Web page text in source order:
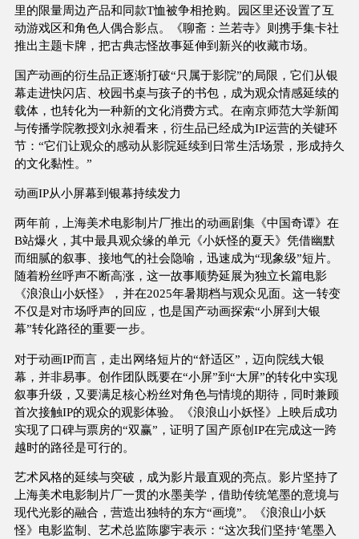
里的限量周边产品和同款T恤被争相抢购。园区里还设置了互
动游戏区和角色人偶合影点。《聊斋：兰若寺》则携手集卡社
推出主题卡牌，把古典志怪故事延伸到新兴的收藏市场。
国产动画的衍生品正逐渐打破“只属于影院”的局限，它们从银
幕走进快闪店、校园书桌与孩子的书包，成为观众情感延续的
载体，也转化为一种新的文化消费方式。在南京师范大学新闻
与传播学院教授刘永昶看来，衍生品已经成为IP运营的关键环
节：“它们让观众的感动从影院延续到日常生活场景，形成持久
的文化黏性。”
动画IP从小屏幕到银幕持续发力
两年前，上海美术电影制片厂推出的动画剧集《中国奇谭》在
B站爆火，其中最具观众缘的单元《小妖怪的夏天》凭借幽默
而细腻的叙事、接地气的社会隐喻，迅速成为“现象级”短片。
随着粉丝呼声不断高涨，这一故事顺势延展为独立长篇电影
《浪浪山小妖怪》，并在2025年暑期档与观众见面。这一转变
不仅是对市场呼声的回应，也是国产动画探索“小屏到大银
幕”转化路径的重要一步。
对于动画IP而言，走出网络短片的“舒适区”，迈向院线大银
幕，并非易事。创作团队既要在“小屏”到“大屏”的转化中实现
叙事升级，又要满足核心粉丝对角色与情境的期待，同时兼顾
首次接触IP的观众的观影体验。《浪浪山小妖怪》上映后成功
实现了口碑与票房的“双赢”，证明了国产原创IP在完成这一跨
越时的路径是可行的。
艺术风格的延续与突破，成为影片最直观的亮点。影片坚持了
上海美术电影制片厂一贯的水墨美学，借助传统笔墨的意境与
现代光影的融合，营造出独特的东方“画境”。《浪浪山小妖
怪》电影监制、艺术总监陈廖宇表示：“这次我们坚持‘笔墨入